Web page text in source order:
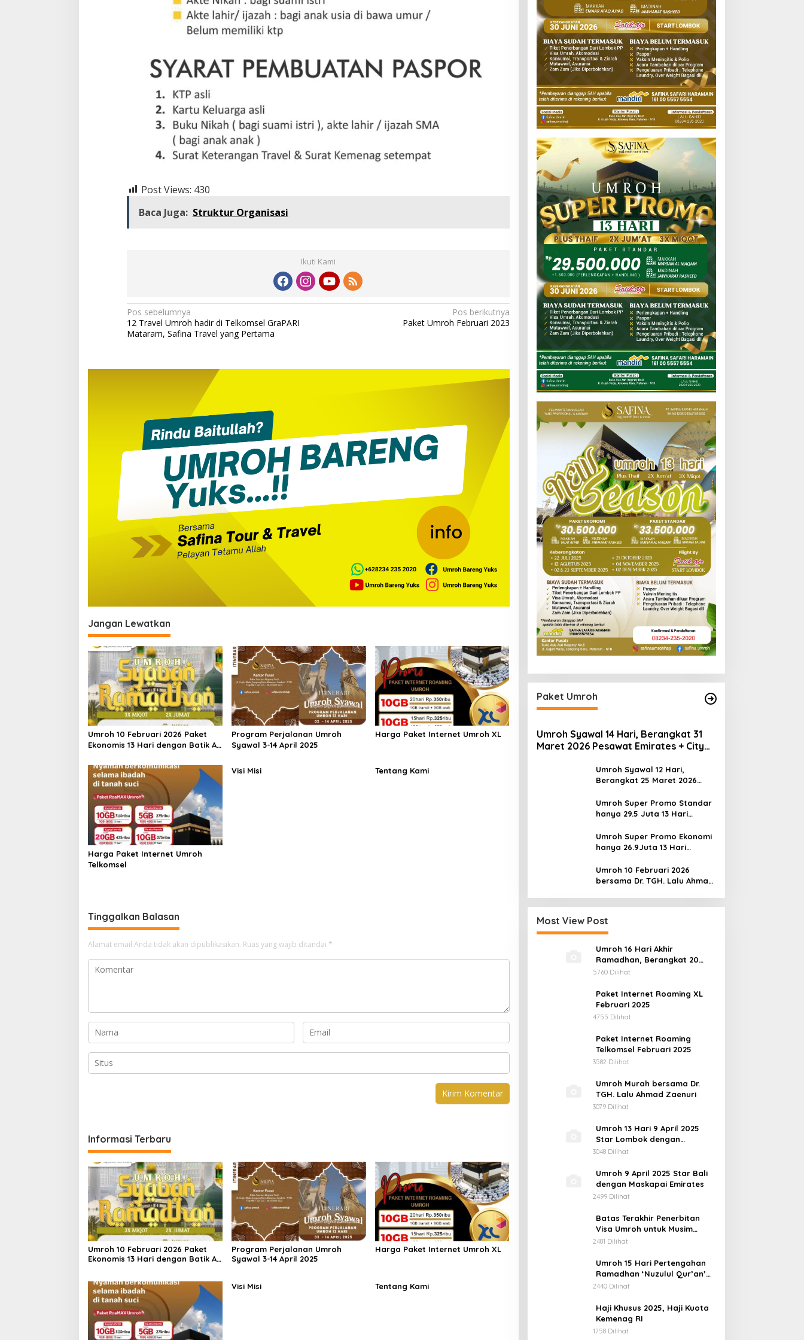
Post Views: 430
Baca Juga: Struktur Organisasi
Ikuti Kami
Navigasi
pos
Pos sebelumnya
12 Travel Umroh hadir di Telkomsel GraPARI
Mataram, Safina Travel yang Pertama
Pos berikutnya
Paket Umroh Februari 2023
Jangan Lewatkan
Umroh 10 Februari 2026 Paket
Ekonomis 13 Hari dengan Batik Air
Program Perjalanan Umroh
Syawal 3-14 April 2025
Harga Paket Internet Umroh XL
Harga Paket Internet Umroh
Telkomsel
Visi Misi Tentang Kami
Tinggalkan Balasan
Alamat email Anda tidak akan dipublikasikan. Ruas yang wajib ditandai *
Informasi Terbaru
Umroh 10 Februari 2026 Paket
Ekonomis 13 Hari dengan Batik Air
Program Perjalanan Umroh
Syawal 3-14 April 2025
Harga Paket Internet Umroh XL
Visi Misi Tentang Kami
Paket Umroh
Umroh Syawal 14 Hari, Berangkat 31
Maret 2026 Pesawat Emirates + City
Umroh Syawal 12 Hari,
Berangkat 25 Maret 2026
Umroh Super Promo Standar
hanya 29.5 Juta 13 Hari
Umroh Super Promo Ekonomi
hanya 26.9Juta 13 Hari
Umroh 10 Februari 2026
bersama Dr. TGH. Lalu Ahmad
Most View Post
Umroh 16 Hari Akhir
Ramadhan, Berangkat 20
Maret 2025
5760 Dilihat
Paket Internet Roaming XL
Februari 2025
4755 Dilihat
Paket Internet Roaming
Telkomsel Februari 2025
3582 Dilihat
Umroh Murah bersama Dr.
TGH. Lalu Ahmad Zaenuri
3079 Dilihat
Umroh 13 Hari 9 April 2025
Star Lombok dengan
Maskapai Emirates
3048 Dilihat
Umroh 9 April 2025 Star Bali
dengan Maskapai Emirates
2499 Dilihat
Batas Terakhir Penerbitan
Visa Umroh untuk Musim
1446H
2481 Dilihat
Umroh 15 Hari Pertengahan
Ramadhan ‘Nuzulul Qur’an’
Berangkat 5 Maret 2025
2440 Dilihat
Haji Khusus 2025, Haji Kuota
Kemenag RI
1758 Dilihat